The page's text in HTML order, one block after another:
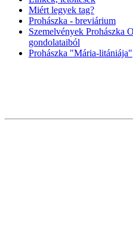
Miért legyek tag?
Prohászka - breviárium
Szemelvények Prohászka
gondolataiból
Prohászka "Mária-litániája"